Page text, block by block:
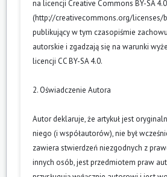
na licencji Creative Commons BY-SA 4.0
(http://creativecommons.org/licenses/
publikujący w tym czasopiśmie
autorskie i zgadzają się na warunki
licencji CC BY-SA 4.0.
2. Oświadczenie Autora
Autor deklaruje, że artykuł jest
niego (i współautorów), nie był
zawiera stwierdzeń niezgodnych z
innych osób, jest przedmiotem praw